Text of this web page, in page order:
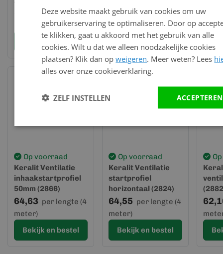
Keralit (2849)per lengte (6
Bekijk en bestel
82,12 per lengte (4
meter)
Bekijk en bestel
Op voorraad
Keralit Ventilatie
inhaakstartprofiel
50mm (2866)
64,63 per lengte (4
meter)
Bekijk en bestel
Op voorraad
Keralit Ventilatie
startprofiel
horizontaal (2824)
64,55 per lengte (4
meter)
Bekijk en bestel
Deze website maakt gebruik van cookies om uw
gebruikerservaring te optimaliseren. Door op
te klikken, gaat u akkoord met het gebruik van alle
cookies. Wilt u dat we alleen noodzakelijke cookies
plaatsen? Klik dan opweigeren. Meer weten? Lees
alles over onze cookieverklaring.
ACCEPTEREN
ZELF INSTELLEN